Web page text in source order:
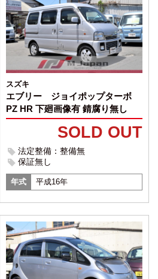
スズキ
エブリー ジョイポップターボ
PZ HR 下廻画像有 錆腐り無し
SOLD OUT
法定整備：整備無
保証無し
年式 平成16年